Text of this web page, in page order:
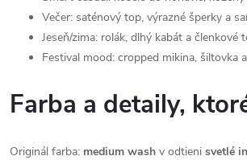
Večer: saténový top, výrazné šperky a
Jeseň/zima: rolák, dlhý kabát a členkové
Festival mood: cropped mikina, šiltovka
Farba a detaily,
Originál farba: medium wash v odtieni svetlé